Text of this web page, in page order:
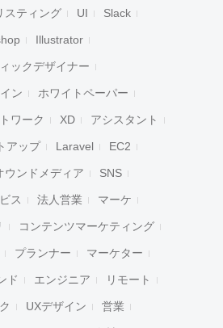
スティング UI Slack
Illustrator
ックデザイナー
ン ホワイトペーパー
ワーク XD アシスタント
アップ Laravel EC2
ウンドメディア SNS
ス 法人営業 マーケ
コンテンツマーケティング
プランナー マーケター
ド エンジニア リモート
UXデザイン 営業